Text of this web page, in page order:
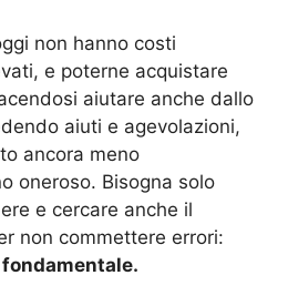
non hanno costi
e poterne acquistare
aiutare anche dallo
aiuti e agevolazioni,
ancora meno
oneroso. Bisogna solo
e cercare anche il
non commettere errori: